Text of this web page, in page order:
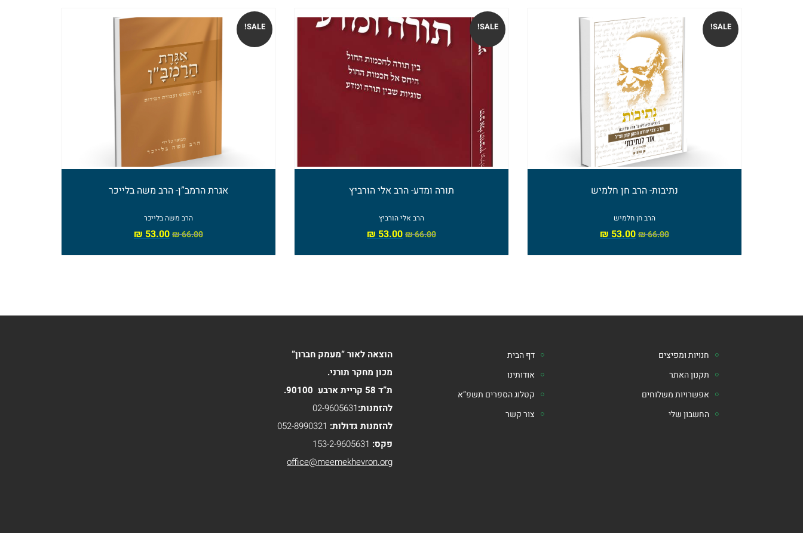
SALE!
נתיבות- הרב חן חלמיש
הרב חן חלמיש
66.00
₪
53.00
₪
SALE!
תורה ומדע- הרב אלי הורביץ
הרב אלי הורביץ
66.00
₪
53.00
₪
SALE!
אגרת הרמב”ן- הרב משה בלייכר
הרב משה בלייכר
66.00
₪
53.00
₪
חנויות ומפיצים
תקנון האתר
אפשרויות משלוחים
החשבון שלי
דף הבית
אודותינו
קטלוג הספרים תשפ”א
צור קשר
הוצאה לאור “מעמק חברון”
מכון מחקר תורני.
ת”ד 58 קריית ארבע 90100.
להזמנות:02-9605631
להזמנות גדולות: 052-8990321
פקס: 153-2-9605631
office@meemekhevron.org